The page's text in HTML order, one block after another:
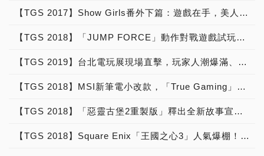
的邏輯，但在武器系統和角
同的優化，將可以讓玩家的
《全境封鎖2》即將於3月
放TGS 2019現場讓玩家可
的菁英BETA測試。 除《全
境封鎖2》以外，另一款
Ubisoft受矚目的遊戲是
HyperX、曜越科技等等，
新電競裝備和技術，並舉辦
在第一時間馬上趕到現場，
動現場直擊，請大家繼續敬
ViewSonic和索泰ZOTAC
科技電競殿堂！ 而這次也
20週年，在台灣舉辦的第
一場生日派對！知名
COSER實況主蘿特將擔任
活動期間的主持，可愛擔當
日兩天以特別嘉賓的身分現
AORUS於2019 TGS台北
求生》、《鐵拳7》、《英
戰賽，將邀請各遊戲中的強
者擔任關主：AORUS
OPEN《絕地求生》台灣區
冠軍–SJ、知名格鬥遊戲職
聯盟超級路人王–西門夜
【TGS 2017】Show Girls番外下篇：遊戲在手，美人伴我
【TGS 2018】「JUMP FORCE」動作對戰遊戲試玩，「週刊少年」50年經典腳色齊聚一堂
【TGS 2019】台北電玩展現場直擊，玩家人潮爆滿、小編擠不進去RRR！
【TGS 2018】MSI新筆電小改款，「True Gaming」精髓展現
【TGS 2018】「惡靈古堡2重製版」釋出全新故事宣傳片，20年前的驚悚畫面精緻回歸
【TGS 2018】Square Enix「王國之心3」人氣爆棚！「Final Fantasy XIV Online」「魔物獵人世界」跨界合作